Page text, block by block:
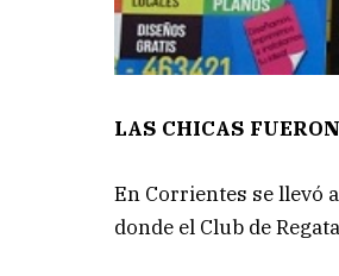
LAS CHICAS
En Corrientes se llevó
donde el Club de